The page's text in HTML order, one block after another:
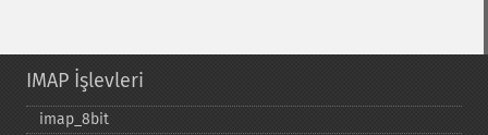
IMAP İşlevleri
imap_​8bit